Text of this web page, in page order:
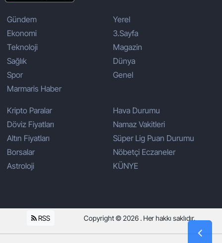
Gündem
Ekonomi
Teknoloji
Sağlık
Spor
Marmaris Haber
Yerel
3.Sayfa
Magazin
Dünya
Genel
Kripto Paralar
Döviz Fiyatları
Altın Fiyatları
Borsalar
Astroloji
Hava Durumu
Namaz Vakitleri
Süper Lig Puan Durumu
Nöbetçi Eczaneler
KÜNYE
RSS Copyright © 2026 . Her hakkı saklıdır.